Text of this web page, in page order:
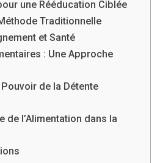
une Rééducation Ciblée
Traditionnelle
et Santé
: Une Approche
de la Détente
de l’Alimentation dans la